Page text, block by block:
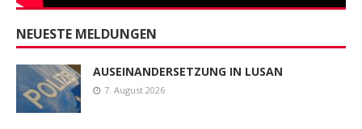
NEUESTE MELDUNGEN
AUSEINANDERSETZUNG IN LUSAN
7. August 2026